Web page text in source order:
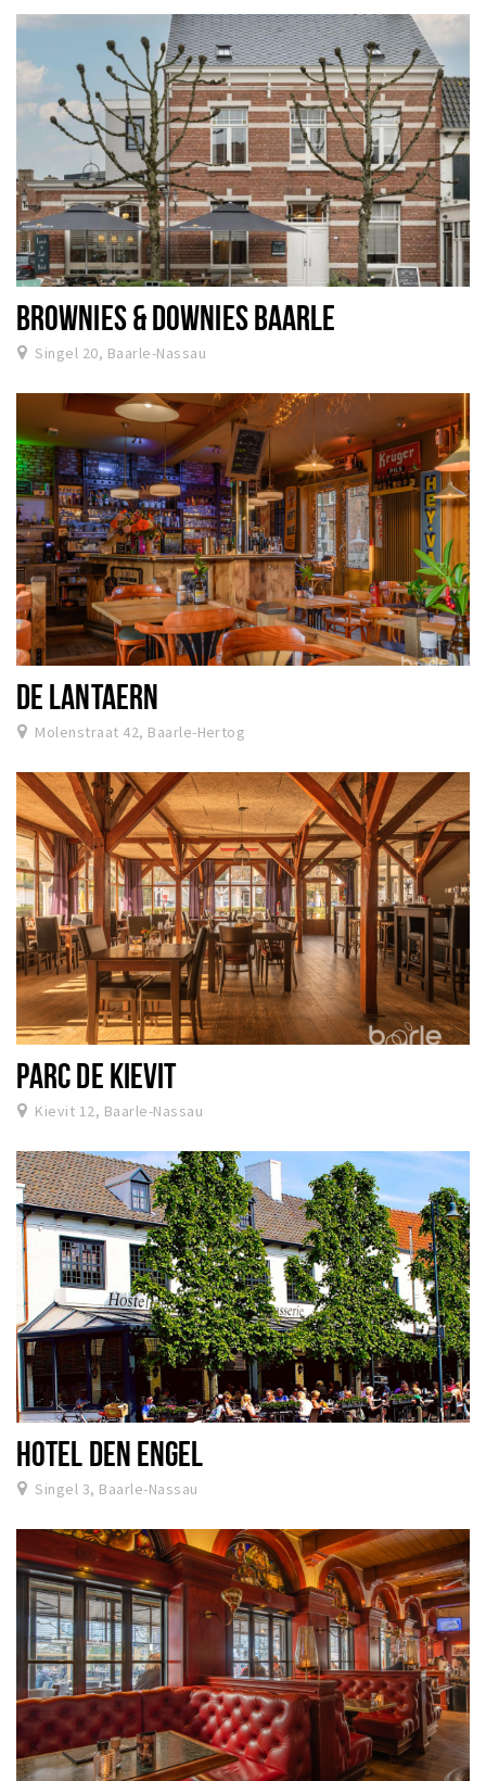
BROWNIES & DOWNIES BAARLE
Singel 20, Baarle-Nassau
DE LANTAERN
Molenstraat 42, Baarle-Hertog
PARC DE KIEVIT
Kievit 12, Baarle-Nassau
HOTEL DEN ENGEL
Singel 3, Baarle-Nassau